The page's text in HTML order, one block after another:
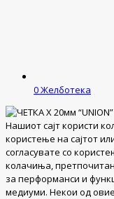
0Желботека
Нашиот сајт користи
користење на сајтот
согласувате со
колачиња,
за перформанси и
медиуми. Некои од